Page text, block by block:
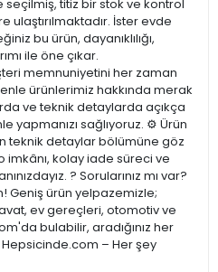
titiz bir stok ve kontrol
İster evde
bu ürün, dayanıklılığı,
ile öne çıkar.
memnuniyetini her zaman
ürünlerimiz hakkında merak
ve teknik detaylarda açıkça
yapmanızı sağlıyoruz. ⚙️ Ürün
teknik detaylar bölümüne göz
imkânı, kolay iade süreci ve
? Sorularınız mı var?
Geniş ürün yelpazemizle;
ev gereçleri, otomotiv ve
bulabilir, aradığınız her
– Her şey